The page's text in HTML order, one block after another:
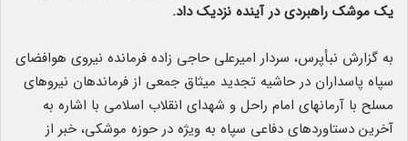
یک موشک راهبردی در آینده نزدیک داد.
به گزارش نبأپرس،‌ سردار امیرعلی حاجی زاده فرمانده نیروی هوافضای
سپاه پاسداران در حاشیه تجدید میثاق جمعی از فرماندهان نیروهای
مسلح با آرمانهای امام راحل و شهدای انقلاب اسلامی با اشاره به
آخرین دستاوردهای دفاعی سپاه به ویژه در حوزه موشکی، خبر از